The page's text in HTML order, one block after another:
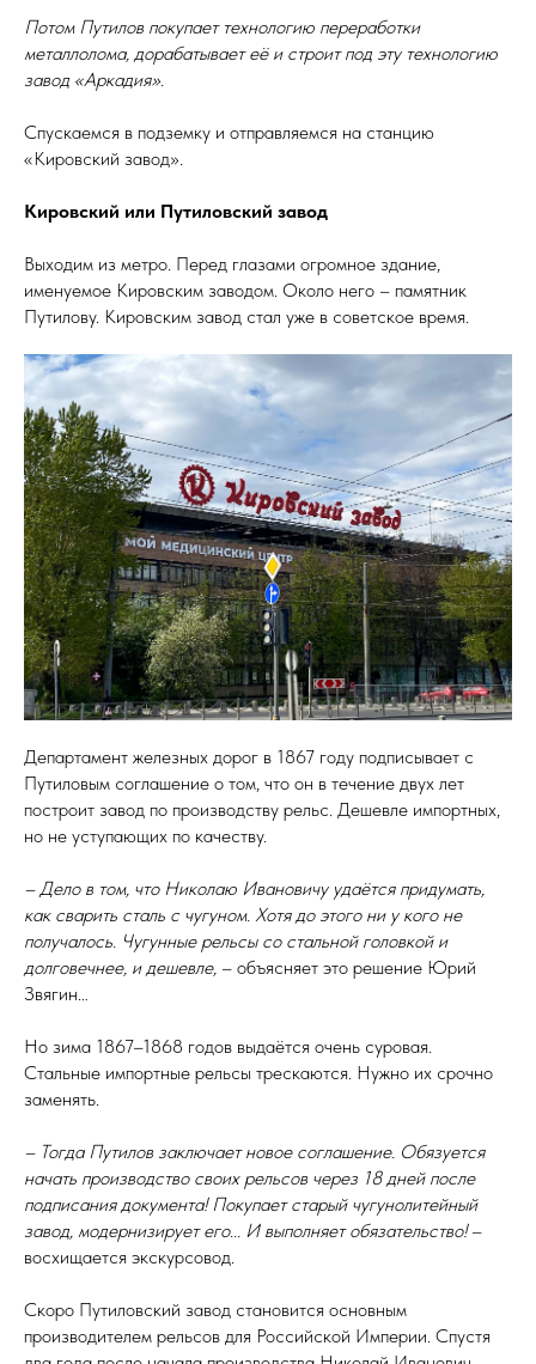
Потом Путилов покупает технологию переработки
металлолома, дорабатывает её и строит под эту технологию
завод «Аркадия».
Спускаемся в подземку и отправляемся на станцию
«Кировский завод».
Кировский или Путиловский завод
Выходим из метро. Перед глазами огромное здание,
именуемое Кировским заводом. Около него – памятник
Путилову. Кировским завод стал уже в советское время.
Департамент железных дорог в 1867 году подписывает с
Путиловым соглашение о том, что он в течение двух лет
построит завод по производству рельс. Дешевле импортных,
но не уступающих по качеству.
– Дело в том, что Николаю Ивановичу удаётся придумать,
как сварить сталь с чугуном. Хотя до этого ни у кого не
получалось. Чугунные рельсы со стальной головкой и
долговечнее, и дешевле, – объясняет это решение Юрий
Звягин…
Но зима 1867–1868 годов выдаётся очень суровая.
Стальные импортные рельсы трескаются. Нужно их срочно
заменять.
– Тогда Путилов заключает новое соглашение. Обязуется
начать производство своих рельсов через 18 дней после
подписания документа! Покупает старый чугунолитейный
завод, модернизирует его... И выполняет обязательство!–
восхищается экскурсовод.
Скоро Путиловский завод становится основным
производителем рельсов для Российской Империи. Спустя